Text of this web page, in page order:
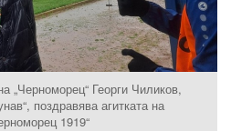
„Черноморец“ Георги Чиликов,
поздравява агитката на
1919“